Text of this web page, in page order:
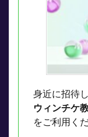
身近に招待
ウィンチケ
をご利用く